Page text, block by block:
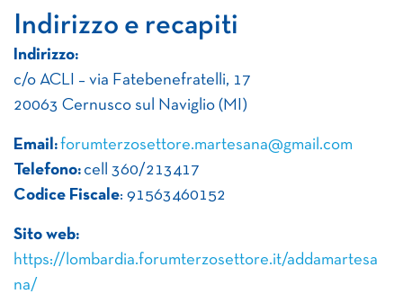
Indirizzo e recapiti
Indirizzo:
c/o ACLI – via Fatebenefratelli, 17
20063 Cernusco sul Naviglio (MI)
Email:forumterzosettore.martesana@gmail.com
Telefono: cell 360/213417
Codice Fiscale: 91563460152
Sito web:
https://lombardia.forumterzosettore.it/addamartesa
na/